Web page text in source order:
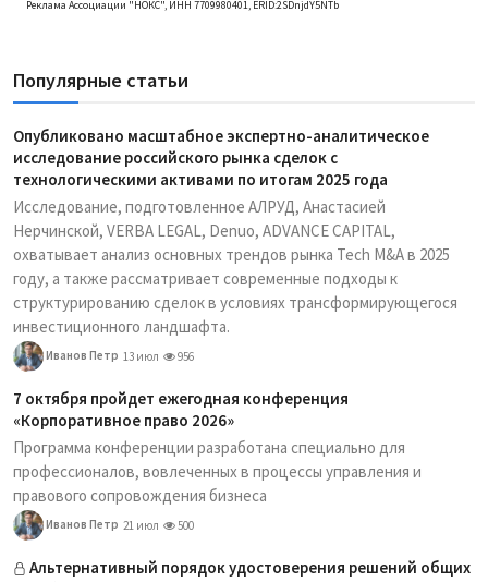
Реклама Ассоциации "НОКС", ИНН 7709980401, ERID:2SDnjdY5NTb
Популярные статьи
Опубликовано масштабное экспертно-аналитическое
исследование российского рынка сделок с
технологическими активами по итогам 2025 года
Исследование, подготовленное АЛРУД, Анастасией
Нерчинской, VERBA LEGAL, Denuo, ADVANCE CAPITAL,
охватывает анализ основных трендов рынка Tech M&A в 2025
году, а также рассматривает современные подходы к
структурированию сделок в условиях трансформирующегося
инвестиционного ландшафта.
Иванов Петр 13 июл 956
7 октября пройдет ежегодная конференция
«Корпоративное право 2026»
Программа конференции разработана специально для
профессионалов, вовлеченных в процессы управления и
правового сопровождения бизнеса
Иванов Петр 21 июл 500
Альтернативный порядок удостоверения решений общих